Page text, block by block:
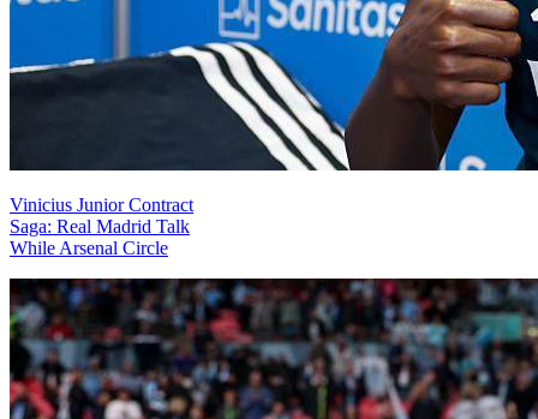
Vinicius Junior Contract
Saga: Real Madrid Talk
While Arsenal Circle